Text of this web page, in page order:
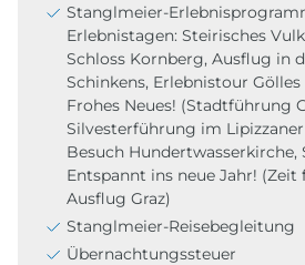
Stanglmeier-
Erlebnistagen: Steirisches
Schloss Kornberg, Ausflug in
Schinkens, Erlebnistour
Frohes Neues! (Stadtführung
Silvesterführung im
Besuch Hundertwasserkirche,
Entspannt ins neue Jahr! (Zeit
Ausflug Graz)
Stanglmeier-Reisebegleitung
Übernachtungssteuer